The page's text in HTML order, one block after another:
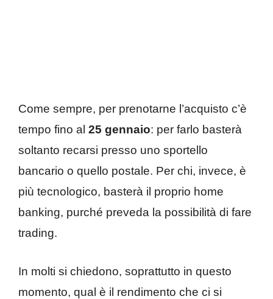
Come sempre, per prenotarne l’acquisto c’è
tempo fino al 25 gennaio: per farlo basterà
soltanto recarsi presso uno sportello
bancario o quello postale. Per chi, invece, è
più tecnologico, basterà il proprio home
banking, purché preveda la possibilità di fare
trading.
In molti si chiedono, soprattutto in questo
momento, qual è il rendimento che ci si